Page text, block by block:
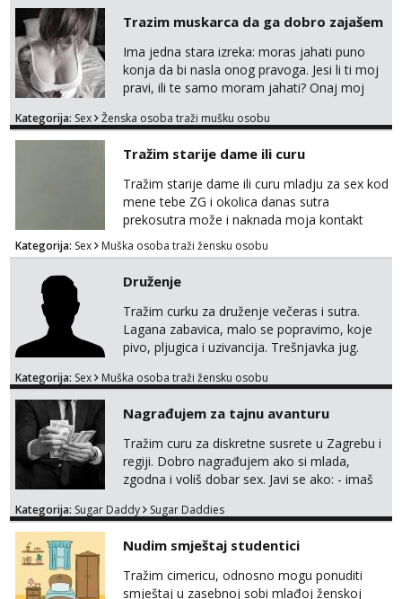
Trazim muskarca da ga dobro zajašem
Ima jedna stara izreka: moras jahati puno
konja da bi nasla onog pravoga. Jesi li ti moj
pravi, ili te samo moram jahati? Onaj moj
na sexdater link i javi mi se tamo....
Kategorija: Sex Ženska osoba traži mušku osobu
Tražim starije dame ili curu
Tražim starije dame ili curu mladju za sex kod
mene tebe ZG i okolica danas sutra
prekosutra može i naknada moja kontakt
WhatsApp SMS poziv prednosti imaju starije
091 2504 794
Kategorija: Sex Muška osoba traži žensku osobu
Druženje
Tražim curku za druženje večeras i sutra.
Lagana zabavica, malo se popravimo, koje
pivo, pljugica i uzivancija. Trešnjavka jug.
thing of the past We're jammin' And I hope
Kategorija: Sex Muška osoba traži žensku osobu
Nagrađujem za tajnu avanturu
Tražim curu za diskretne susrete u Zagrebu i
regiji. Dobro nagrađujem ako si mlada,
zgodna i voliš dobar sex. Javi se ako: - imaš
kosu - se dobro ljubiš - si fleksibilna s
dostupna radnim danom (vikendi i noći su za
obitelj) - vodiš brigu o zdravlju i koristiš
zaštitu Ne javljajte se: - debele - frajeri i
Kategorija: Sugar Daddy Sugar Daddies
Nudim smještaj studentici
Tražim cimericu, odnosno mogu ponuditi
smještaj u zasebnoj sobi mlađoj ženskoj